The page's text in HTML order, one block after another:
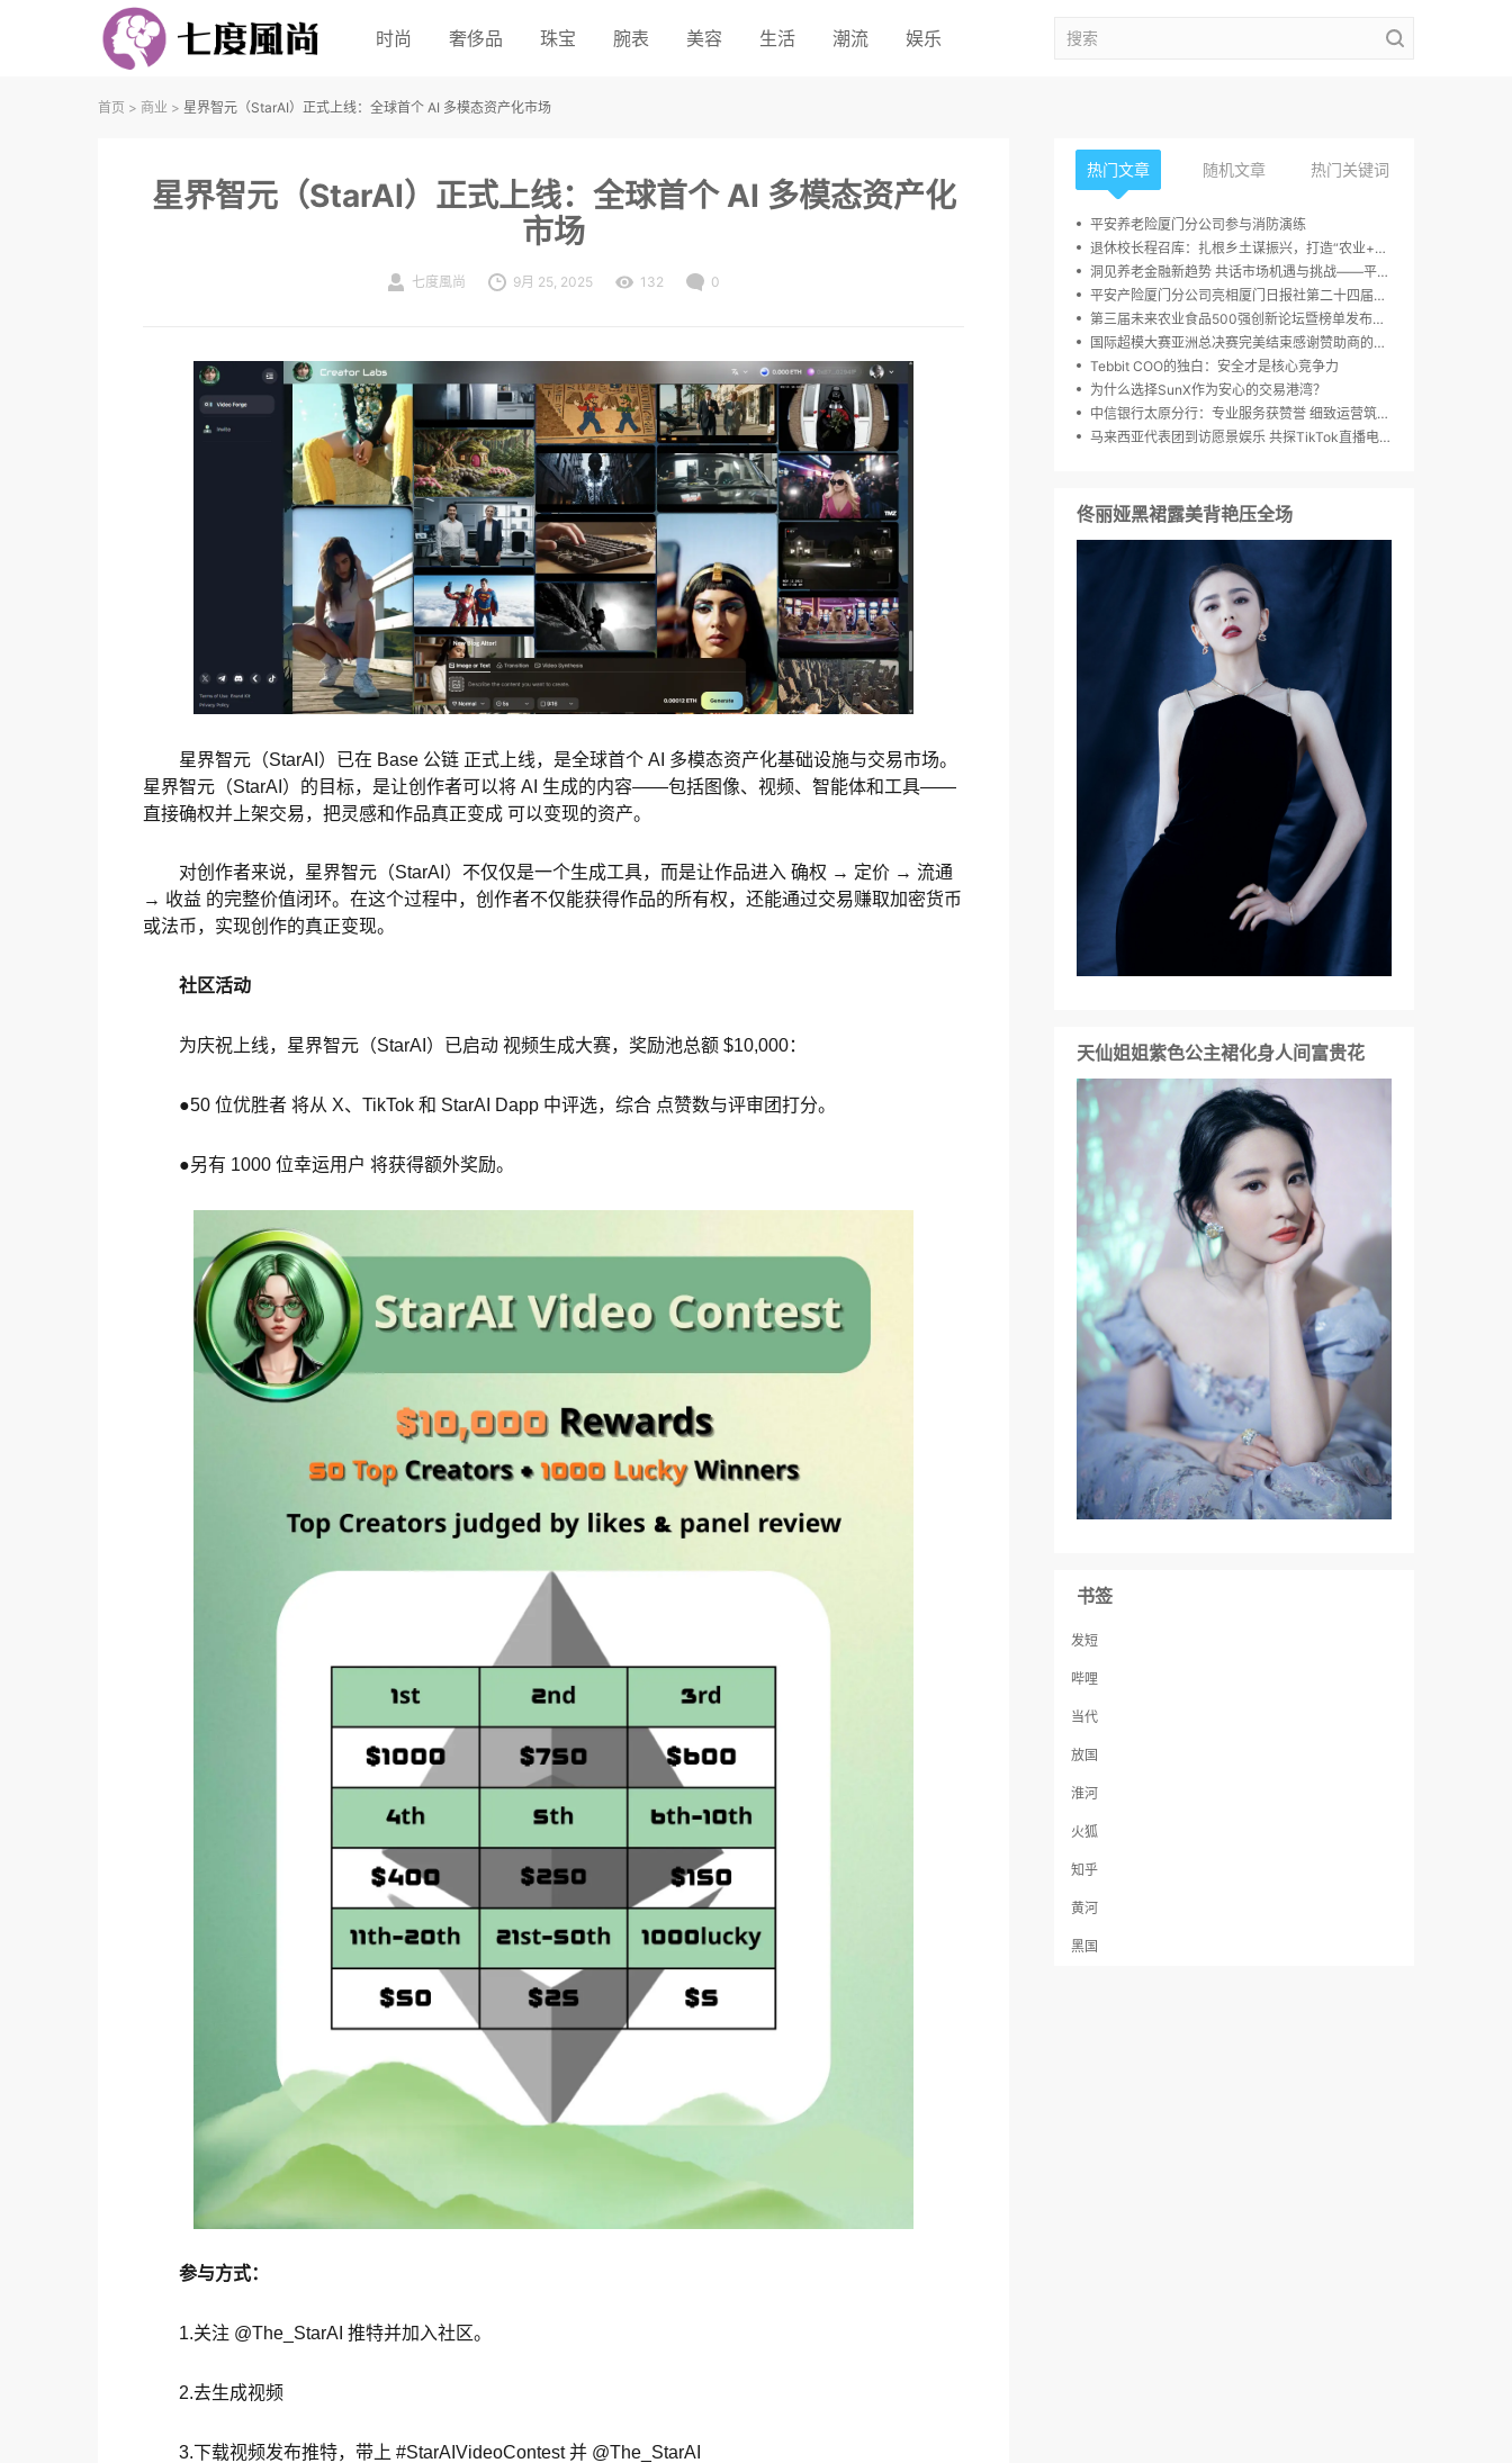
时尚 奢侈品 珠宝 腕表 美容 生活 潮流 娱乐
首页 > 商业 > 星界智元（StarAI）正式上线：全球首个 AI 多模态资产化市场
星界智元（StarAI）正式上线：全球首个 AI 多模态资产化
市场
七度風尚 9月 25, 2025 132 0
星界智元（StarAI）已在 Base 公链 正式上线，是全球首个 AI 多模态资产化基础设施与交易市场。
星界智元（StarAI）的目标，是让创作者可以将 AI 生成的内容——包括图像、视频、智能体和工具——
直接确权并上架交易，把灵感和作品真正变成 可以变现的资产。
对创作者来说，星界智元（StarAI）不仅仅是一个生成工具，而是让作品进入 确权 → 定价 → 流通
→ 收益 的完整价值闭环。在这个过程中，创作者不仅能获得作品的所有权，还能通过交易赚取加密货币
或法币，实现创作的真正变现。
社区活动
为庆祝上线，星界智元（StarAI）已启动 视频生成大赛，奖励池总额 $10,000：
●50 位优胜者 将从 X、TikTok 和 StarAI Dapp 中评选，综合 点赞数与评审团打分。
●另有 1000 位幸运用户 将获得额外奖励。
参与方式：
1.关注 @The_StarAI 推特并加入社区。
2.去生成视频
3.下载视频发布推特，带上 #StarAIVideoContest 并 @The_StarAI
热门文章 随机文章 热门关键词
平安养老险厦门分公司参与消防演练
退休校长程召库：扎根乡土谋振兴，打造“农业+多业态”融合发展新样本
洞见养老金融新趋势 共话市场机遇与挑战——平安养老广东分公司年金客户论坛在京成功举办
平安产险厦门分公司亮相厦门日报社第二十四届读者嘉年华活动
第三届未来农业食品500强创新论坛暨榜单发布周，10月23日于深圳圆满举行
国际超模大赛亚洲总决赛完美结束感谢赞助商的大力支持
Tebbit COO的独白：安全才是核心竞争力
为什么选择SunX作为安心的交易港湾？
中信银行太原分行：专业服务获赞誉 细致运营筑信任
马来西亚代表团到访愿景娱乐 共探TikTok直播电商增长新路径
佟丽娅黑裙露美背艳压全场
天仙姐姐紫色公主裙化身人间富贵花
书签
发短
哔哩
当代
放国
淮河
火狐
知乎
黄河
黑国